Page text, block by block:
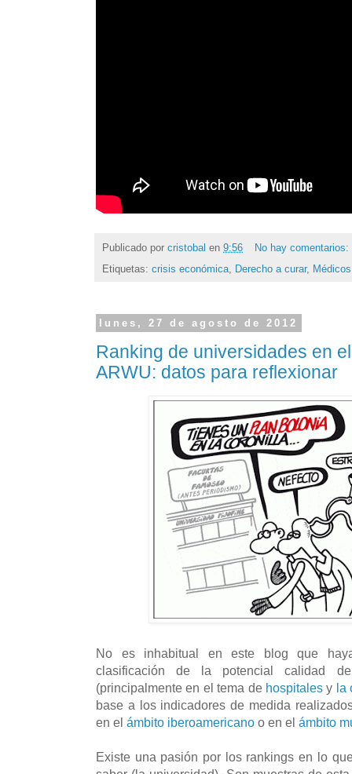
Publicado por cristobal en 9:56
No hay comentarios:
Etiquetas: crisis económica, Derecho a curar,
lunes, 27 de agosto de 2012
Ranking de universidades en
ARWU: datos para reflexionar
No es inhabitual en este blog que
clasificación de la potencial calidad
(principalmente en el tema de hospitalesy la
base a los indicadores de medida
en el ámbito iberoamericano o en el ámbito
Existe una pasión por los rankings en lo